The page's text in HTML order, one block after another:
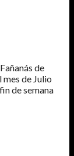
de
de Julio
de semana